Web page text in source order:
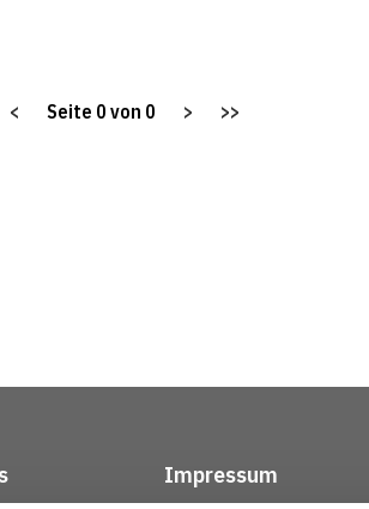
< Seite 0 von 0 > >>
Impressum